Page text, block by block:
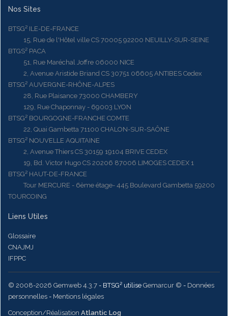
Nos Sites
BTSG² ILE-DE-FRANCE
15, Rue de l'Hôtel ville CS 70005 92200 NEUILLY-SUR-SEINE
BTGS² PACA
51, Rue Maréchal Joffre 06000 NICE
2, Avenue Aristide Briand CS 30751 06605 ANTIBES Cedex
BTSG² AUVERGNE-RHÔNE-ALPES
28, Rue Plaisance 73000 CHAMBERY
129, Rue Chaponnay - 69003 LYON
BTSG² BOURGOGNE-FRANCHE COMTE
22, Quai Gambetta 71100 CHALON-SUR-SAÔNE
BTSG² NOUVELLE AQUITAINE
2, Avenue Thiers CS 30159 19104 BRIVE CEDEX
19, Bd. Victor Hugo CS 20206 87006 LIMOGES CEDEX 1
BTSG² HAUT-DE-FRANCE
Tour MERCURE - 6ème étage- 445 Boulevard Gambetta 59200
TOURCOING
Liens Utiles
Glossaire
CNAJMJ
IFPPC
© 2008-2026 Gemweb 4.3.7 - BTSG² utilise Gemarcur © - Données
personnelles - Mentions légales
Conception/Réalisation Atlantic Log